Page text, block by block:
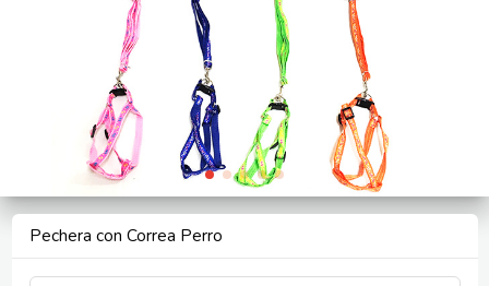
Pechera con Correa Perro